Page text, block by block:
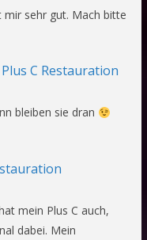
mir sehr gut. Mach bitte
C Restauration
bleiben sie dran
mein Plus C auch,
dabei. Mein